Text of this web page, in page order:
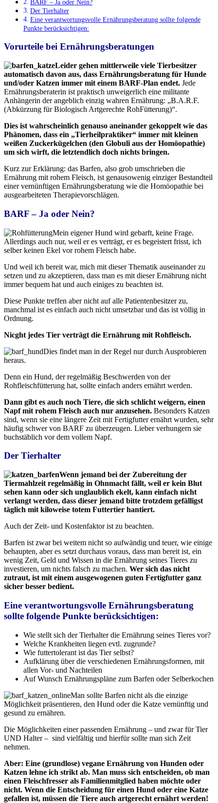
BARF – Ja oder Nein?
Der Tierhalter
Eine verantwortungsvolle Ernährungsberatung sollte folgende
Punkte berücksichtigen:
Vorurteile bei Ernährungsberatungen
Leider gehen mittlerweile viele Tierbesitzer
automatisch davon aus, dass Ernährungsberatung für Hunde
und/oder Katzen immer mit einem BARF-Plan endet. Jede
Ernährungsberaterin ist praktisch unweigerlich eine militante
Anhängerin der angeblich einzig wahren Ernährung: „B.A.R.F.
(Abkürzung für Biologisch Artgerechte RohFütterung)“.
Dies ist wahrscheinlich genauso aneinander gekoppelt wie das
Phänomen, dass ein „Tierheilpraktiker“ immer mit kleinen
weißen Zuckerkügelchen (den Globuli aus der Homöopathie)
um sich wirft, die letztendlich doch nichts bringen.
Kurz zur Erklärung: das Barfen, also grob umschrieben die
Ernährung mit rohem Fleisch, ist genausowenig einziger Bestandteil
einer vernünftigen Ernährungsberatung wie die Homöopathie bei
ausgearbeiteten Therapievorschlägen.
BARF – Ja oder Nein?
Mein eigener Hund wird gebarft, keine Frage.
Allerdings auch nur, weil er es verträgt, er es begeistert frisst, ich
selber keinen Ekel vor rohem Fleisch habe.
Und weil ich bereit war, mich mit dieser Thematik auseinander zu
setzen und zu akzeptieren, dass man es mit dieser Ernährung nicht
immer bequem hat und auch einiges zu beachten ist.
Diese Punkte treffen aber nicht auf alle Patientenbesitzer zu,
manchmal ist es einfach auch nicht umsetzbar und das ist völlig in
Ordnung.
Nicght jedes Tier verträgt die Ernährung mit Rohfleisch.
Dies findet man in der Regel nur durch Ausprobieren
heraus.
Denn ein Hund, der regelmäßig Beschwerden von der
Rohfleischfütterung hat, sollte einfach anders ernährt werden.
Dann gibt es auch noch Tiere, die sich schlicht weigern, einen
Napf mit rohem Fleisch auch nur anzusehen. Besonders Katzen
sind, wenn sie eine längere Zeit mit Fertigfutter ernährt wurden, sehr
häufig schwer von BARF zu überzeugen. Lieber verhungern sie
buchstäblich vor dem vollem Napf.
Der Tierhalter
Wenn jemand bei der Zubereitung der
Tiermahlzeit regelmäßig in Ohnmacht fällt, weil er kein Blut
sehen kann oder sich unglaublich ekelt, kann einfach nicht
verlangt werden, dass dieser jemand bitte trotzdem gefälligst
täglich mit kiloweise totem Futtertier hantiert.
Auch der Zeit- und Kostenfaktor ist zu beachten.
Barfen ist zwar bei weitem nicht so aufwändig und teuer, wie einige
behaupten, aber es setzt durchaus voraus, dass man bereit ist, ein
wenig Zeit, Geld und Wissen in die Ernährung seines Tieres zu
investieren, um nichts falsch zu machen. Wer sich das nicht
zutraut, ist mit einem ausgewogenen guten Fertigfutter ganz
sicher besser bedient.
Eine verantwortungsvolle Ernährungsberatung
sollte folgende Punkte berücksichtigen:
Wie stellt sich der Tierhalter die Ernährung seines Tieres vor?
Welche Krankheiten liegen evtl. zugrunde?
Wie futtertolerant ist das Tier selbst?
Aufklärung über die verschiedenen Ernährungsformen, mit
allen Vor- und Nachteilen
Auf Wunsch Ernährungspläne zum Barfen oder Selberkochen
Man sollte Barfen nicht als die einzige
Möglichkeit präsentieren, den Hund oder die Katze vernünftig und
gesund zu ernähren.
Die Möglichkeiten einer passenden Ernährung – und zwar für Tier
UND Halter – sind vielfältig und hierfür sollte man sich Zeit
nehmen.
Aber: Eine (grundlose) vegane Ernährung von Hunden oder
Katzen lehne ich strikt ab. Man muss sich entscheiden, ob man
einen Fleischfresser als Familienmitglied haben möchte oder
nicht. Wenn die Entscheidung für einen Hund oder eine Katze
gefallen ist, müssen die Tiere auch artgerecht ernährt werden!